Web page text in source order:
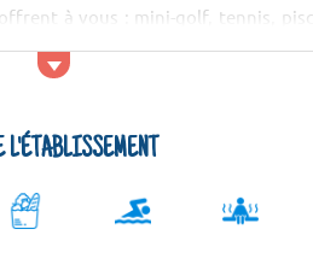
à vous : mini-golf, tennis,
L'ÉTABLISSEMENT